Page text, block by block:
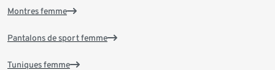
Montres femme
Pantalons de sport femme
Tuniques femme